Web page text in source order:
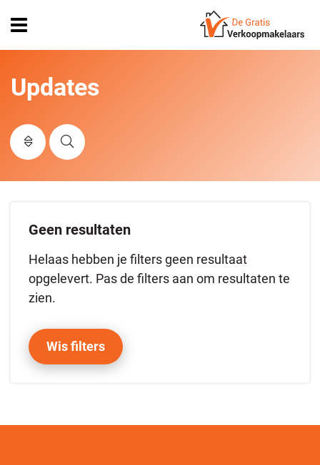
Open
menu
Updates
Geen resultaten
Helaas hebben je filters geen resultaat
opgelevert. Pas de filters aan om resultaten te
zien.
Wis filters